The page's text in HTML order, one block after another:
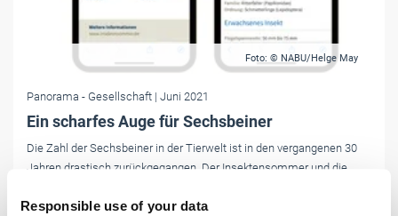
Responsible use of your data
Foto: © NABU/Helge May
Panorama - Gesellschaft | Juni 2021
Ein scharfes Auge für Sechsbeiner
Die Zahl der Sechsbeiner in der Tierwelt ist in den vergangenen 30
Jahren drastisch zurückgegangen. Der Insektensommer und die
und jeder kann mitmachen.